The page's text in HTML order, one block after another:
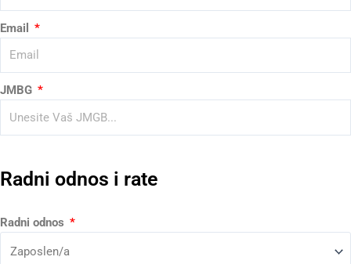
Email
JMBG
Radni odnos i rate
Radni odnos